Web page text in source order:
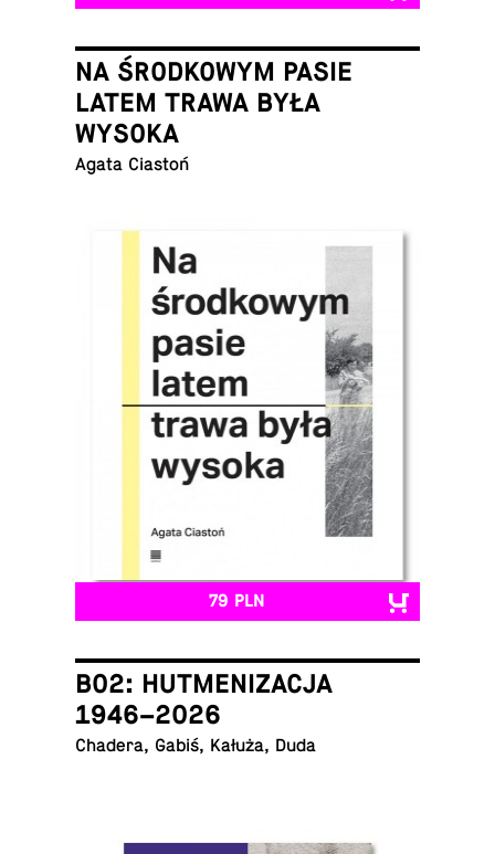
NA ŚRODKOWYM PASIE
LATEM TRAWA BYŁA
WYSOKA
Agata Ciastoń
79 PLN
B02: HUTMENIZACJA
1946–2026
Chadera, Gabiś, Kałuża, Duda